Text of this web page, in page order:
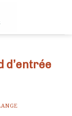
d’entrée